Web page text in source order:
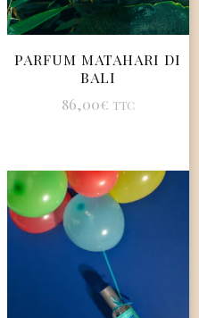
PARFUM MATAHARI DI
BALI
86,00€ TTC